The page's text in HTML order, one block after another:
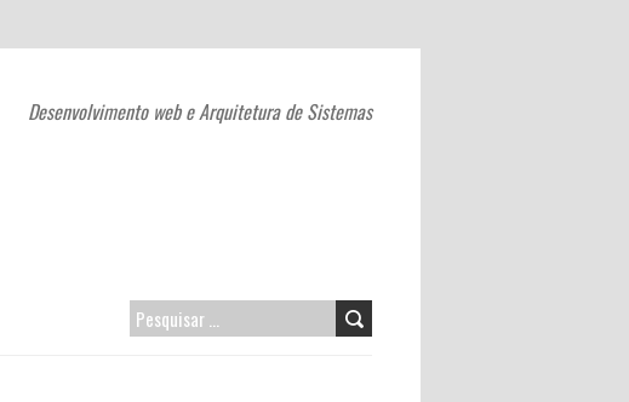
Desenvolvimento web e Arquitetura de Sistemas
PESQUISAR